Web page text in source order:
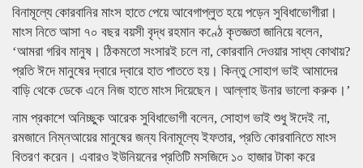
বিনামূল্যে কোরবানির মাংস হাতে পেয়ে আবেগাপ্লুত হয়ে পড়েন সুবিধাভোগীরা।
মাংস নিতে আসা ৭০ বছর বয়সী বৃদ্ধ রহমান কণ্ঠে কৃতজ্ঞতা জানিয়ে বলেন,
‘আমরা গরিব মানুষ। ঠিকমতো সংসারই চলে না, কোরবানি দেওয়ার সাধ্য কোথায়?
প্রতি ঈদে মানুষের দ্বারে দ্বারে হাত পাততে হয়। কিন্তু সোহাগ ভাই আমাদের
বাড়ি থেকে ডেকে এনে নিজ হাতে মাংস দিয়েছেন। আল্লাহ উনার ভালো করুক।’
নাম প্রকাশে অনিচ্ছুক আরেক সুবিধাভোগী বলেন, সোহাগ ভাই শুধু ঈদেই না,
রমজানে নিম্নআয়ের মানুষের জন্য বিনামূল্যে ইফতার, প্রতি কোরবানিতে মাংস
বিতরণ করেন। এবারও ইউনিয়নের প্রতিটি মসজিদে ১০ হাজার টাকা করে